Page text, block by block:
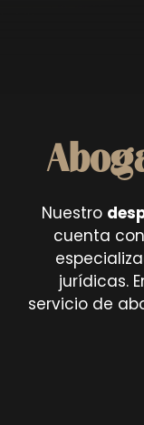
Nuestro
cuenta
jurídicas.
servicio de